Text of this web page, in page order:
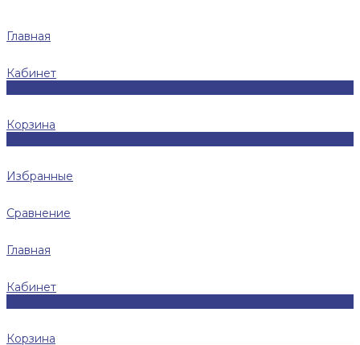
Главная
Кабинет
Корзина
Избранные
Сравнение
Главная
Кабинет
Корзина